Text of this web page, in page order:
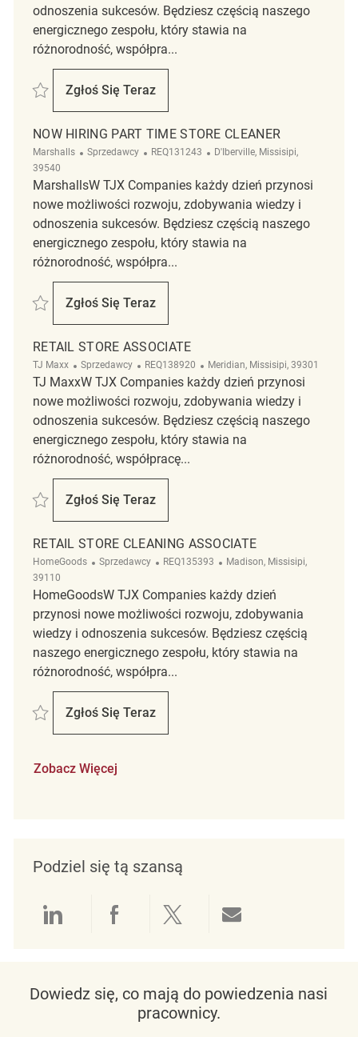
odnoszenia sukcesów. Będziesz częścią naszego
energicznego zespołu, który stawia na
różnorodność, współpra...
Zapisać Store Cleaner REQ51021
Zgłoś Się Teraz
Store Cleaner
NOW HIRING PART TIME STORE CLEANER
Marshalls Kategoria
Sprzedawcy ReqId
REQ131243 Lokalizacja
D'Iberville, Missisipi,
39540
MarshallsW TJX Companies każdy dzień przynosi
nowe możliwości rozwoju, zdobywania wiedzy i
odnoszenia sukcesów. Będziesz częścią naszego
energicznego zespołu, który stawia na
różnorodność, współpra...
Zapisać Now Hiring Part Time Store Cleaner REQ131243
Zgłoś Się Teraz
Now Hiring Part Time Store Cleaner
RETAIL STORE ASSOCIATE
TJ Maxx Kategoria
Sprzedawcy ReqId
REQ138920 Lokalizacja
Meridian, Missisipi, 39301
TJ MaxxW TJX Companies każdy dzień przynosi
nowe możliwości rozwoju, zdobywania wiedzy i
odnoszenia sukcesów. Będziesz częścią naszego
energicznego zespołu, który stawia na
różnorodność, współpracę...
Zapisać Retail store associate REQ138920
Zgłoś Się Teraz
Retail Store Associate
RETAIL STORE CLEANING ASSOCIATE
HomeGoods Kategoria
Sprzedawcy ReqId
REQ135393 Lokalizacja
Madison, Missisipi,
39110
HomeGoodsW TJX Companies każdy dzień
przynosi nowe możliwości rozwoju, zdobywania
wiedzy i odnoszenia sukcesów. Będziesz częścią
naszego energicznego zespołu, który stawia na
różnorodność, współpra...
Zapisać Retail Store Cleaning Associate REQ135393
Zgłoś Się Teraz
Retail Store Cleaning Associate
Zobacz Więcej
Podziel się tą szansą
Udostępnianie przez LinkedIn
Udostępnianie przez
Udostępnij przez
Dowiedz się, co mają do powiedzenia nasi
pracownicy.